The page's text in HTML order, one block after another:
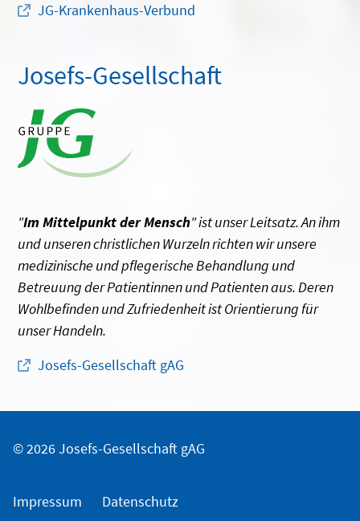
JG-Krankenhaus-Verbund
Josefs-Gesellschaft
"Im Mittelpunkt der Mensch" ist unser Leitsatz. An ihm
und unseren christlichen Wurzeln richten wir unsere
medizinische und pflegerische Behandlung und
Betreuung der Patientinnen und Patienten aus. Deren
Wohlbefinden und Zufriedenheit ist Orientierung für
unser Handeln.
Josefs-Gesellschaft gAG
Impressum Datenschutz
© 2026 Josefs-Gesellschaft gAG